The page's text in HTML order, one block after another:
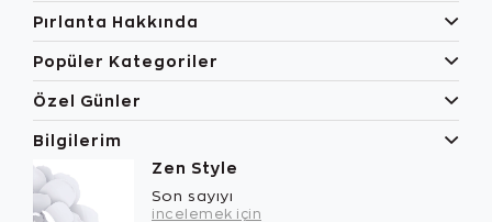
Pırlanta Hakkında
Popüler Kategoriler
Özel Günler
Bilgilerim
Zen Style
Son sayıyı
incelemek için